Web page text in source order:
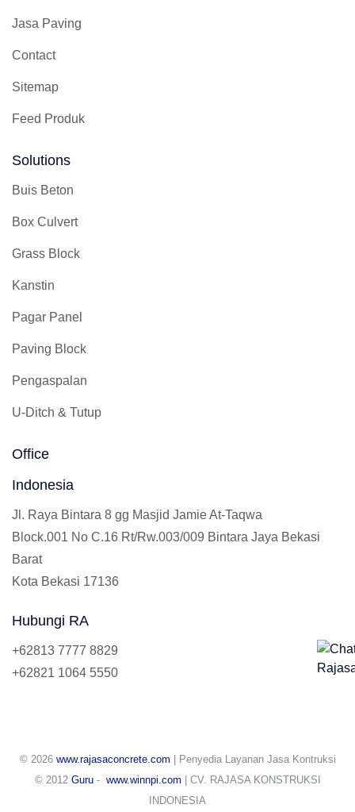
Jasa Paving
Contact
Sitemap
Feed Produk
Solutions
Buis Beton
Box Culvert
Grass Block
Kanstin
Pagar Panel
Paving Block
Pengaspalan
U-Ditch & Tutup
Office
Indonesia
Jl. Raya Bintara 8 gg Masjid Jamie At-Taqwa
Block.001 No C.16 Rt/Rw.003/009 Bintara Jaya Bekasi
Barat
Kota Bekasi 17136
Hubungi RA
+62813 7777 8829
+62821 1064 5550
© 2026 www.rajasaconcrete.com | Penyedia Layanan Jasa Kontruksi
© 2012 Guru- www.winnpi.com | CV. RAJASA KONSTRUKSI
INDONESIA